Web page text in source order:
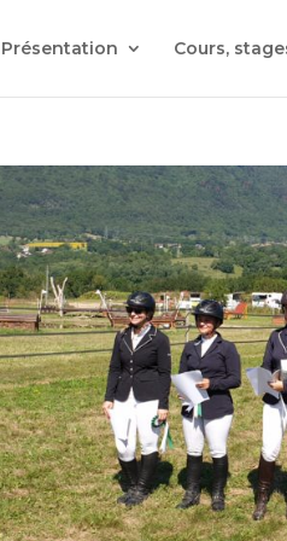
Présentation Cours,